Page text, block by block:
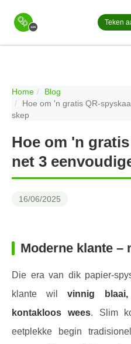
Teken
Home
Blog
Hoe om 'n gratis QR-
skep
Hoe om 'n
net 3
16/06/2025
Moderne klante –
Die era van dik papier-
klante wilvinnig
kontakloos wees. Slim
eetplekke begin